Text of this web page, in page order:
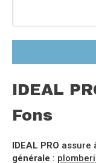
IDEAL
Fons
IDEAL PRO assure
générale :